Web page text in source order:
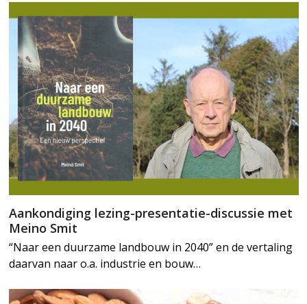
Aankondiging lezing-presentatie-discussie met
Meino Smit
“Naar een duurzame landbouw in 2040” en de vertaling
daarvan naar o.a. industrie en bouw…